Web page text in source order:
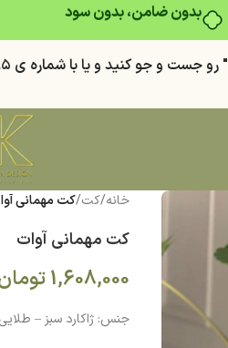
بدون ضامن، بدون سود
" رو جست و جو كنيد و يا با شماره ي
خانه/کت/کت مهمانی
کت مهمانی آوات
1,608,000
جنس: ژاکارد سبز – طلایی